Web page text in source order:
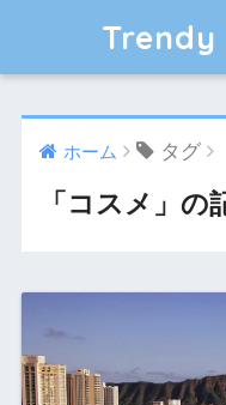
ホーム タグ
「コスメ」の